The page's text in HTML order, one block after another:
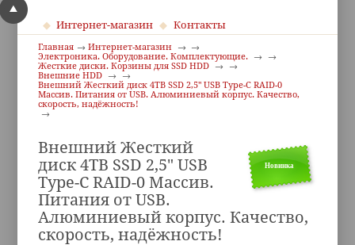
Интернет-магазин Контакты
Главная
Интернет-магазин
Электроника. Оборудование. Комплектующие.
Жесткие диски. Корзины для SSD HDD
Внешние HDD
Внешний Жесткий диск 4TB SSD 2,5" USB Type-С RAID-0
Массив. Питания от USB. Алюминиевый корпус. Качество,
скорость, надёжность!
Новинка
Внешний Жесткий
диск 4TB SSD 2,5" USB
Type-С RAID-0 Массив.
Питания от USB.
Алюминиевый корпус. Качество,
скорость, надёжность!